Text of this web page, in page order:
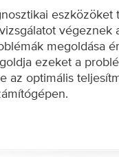
eszközöket
végeznek
megoldása
ezeket a
az optimális